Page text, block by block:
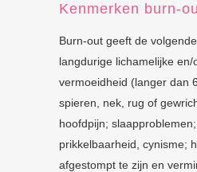
Kenmerken burn-
Burn-out geeft de
langdurige lichamelijke en/
vermoeidheid (langer dan
spieren, nek, rug of
hoofdpijn;
prikkelbaarheid, cynisme;
afgestompt te zijn en